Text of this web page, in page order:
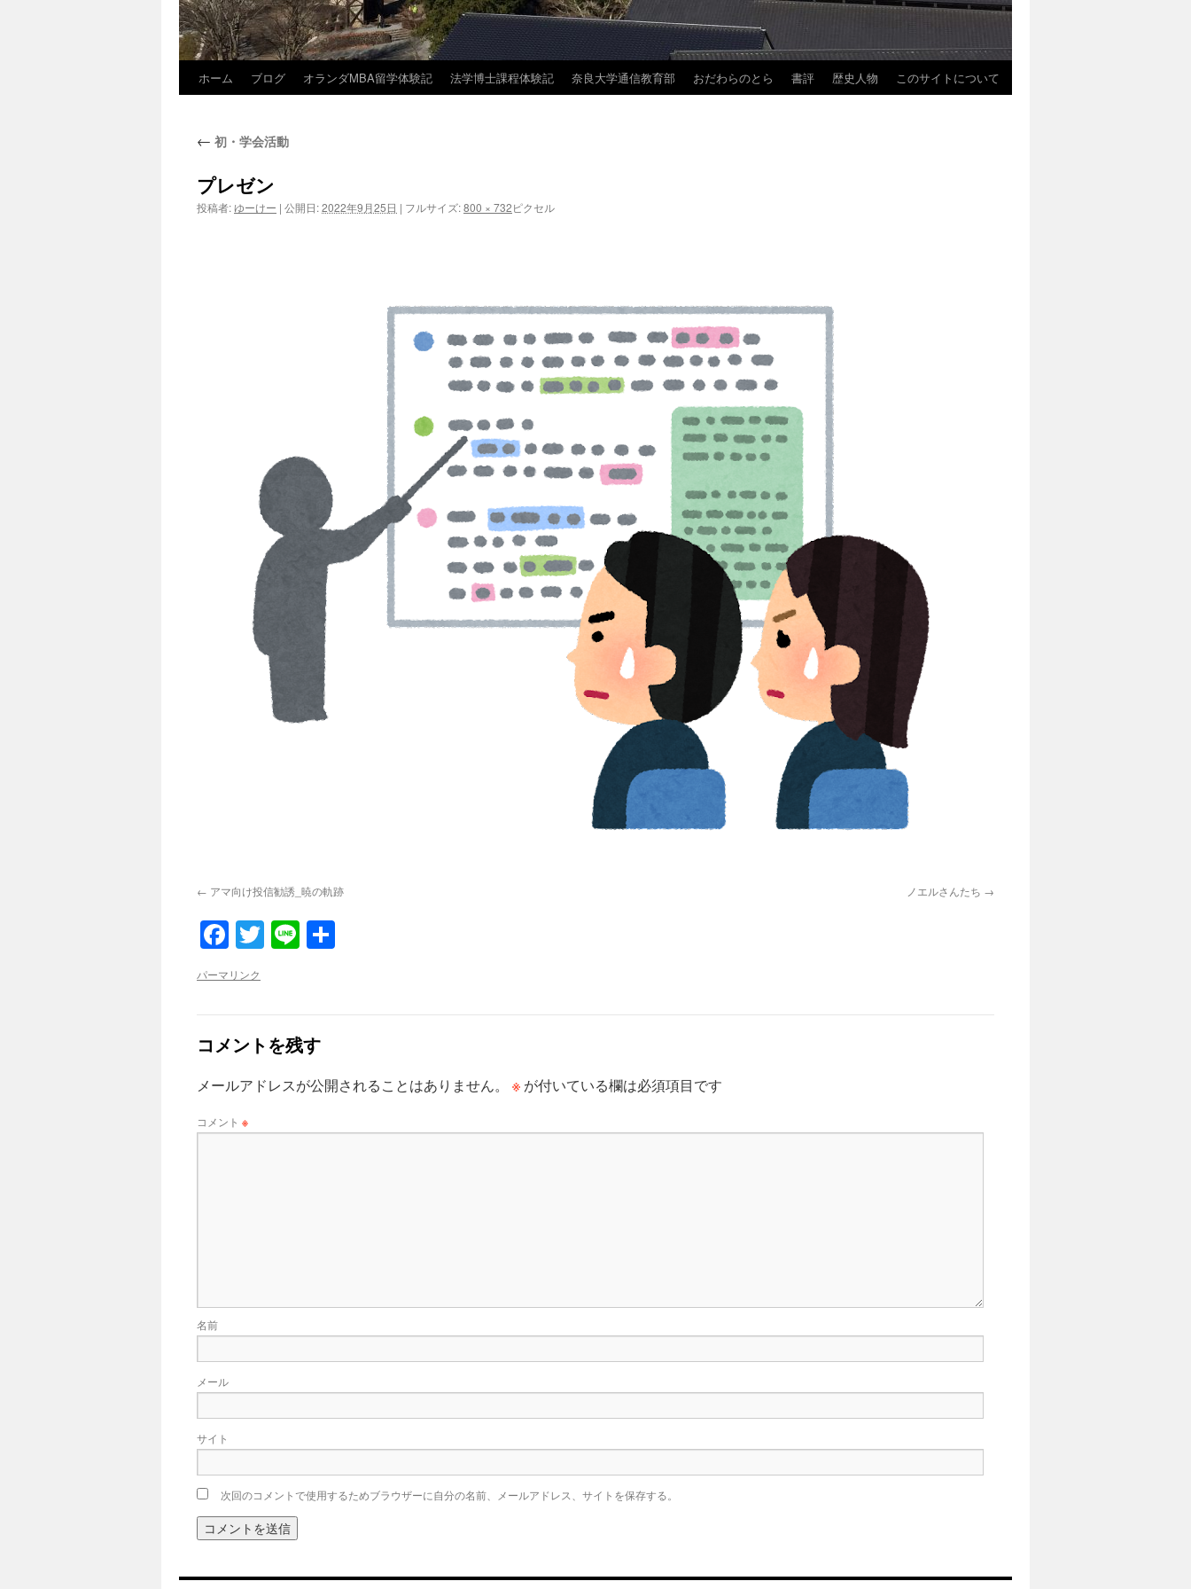
ツ
ホーム ブログ オランダMBA留学体験記 法学博士課程体験記 奈良大学通信教育部 おだわらのとら 書評 歴史人物 このサイトについて
← 初・学会活動
プレゼン
投稿者:ゆーけー | 公開日:2022年9月25日 | フルサイズ:800 × 732ピクセル
アマ向け投信勧誘_暁の軌跡 ノエルさんたち
Facebook
Twitter
Line
パーマリンク
コメントを残す
メールアドレスが公開されることはありません。 ※ が付いている欄は必須項目です
コメント ※
名前
メール
サイト
次回のコメントで使用するためブラウザーに自分の名前、メールアドレス、サイトを保存する。